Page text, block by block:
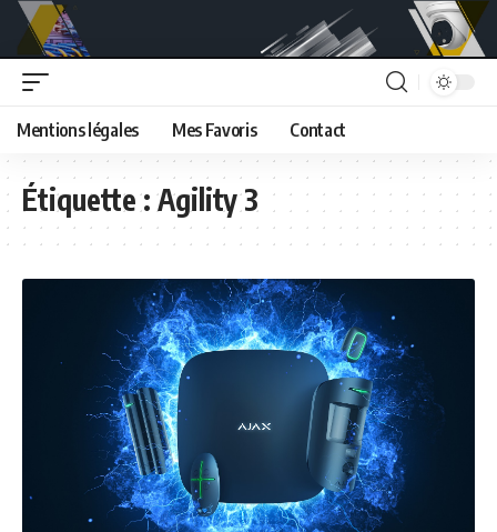
Mentions légales Mes Favoris Contact
Étiquette :Agility 3